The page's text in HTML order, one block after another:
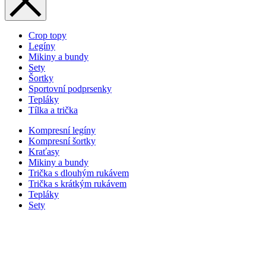
Crop topy
Legíny
Mikiny a bundy
Sety
Šortky
Sportovní podprsenky
Tepláky
Tílka a trička
Kompresní legíny
Kompresní šortky
Kraťasy
Mikiny a bundy
Trička s dlouhým rukávem
Trička s krátkým rukávem
Tepláky
Sety